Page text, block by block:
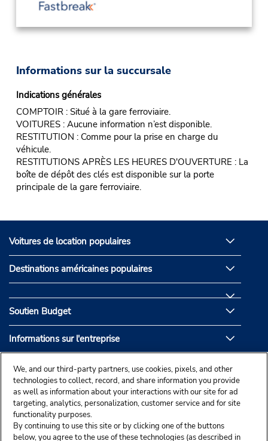
Informations sur la succursale
Indications générales
COMPTOIR : Situé à la gare ferroviaire.
VOITURES : Aucune information n’est disponible.
RESTITUTION : Comme pour la prise en charge du
véhicule.
RESTITUTIONS APRÈS LES HEURES D'OUVERTURE : La
boîte de dépôt des clés est disponible sur la porte
principale de la gare ferroviaire.
Voitures de location populaires
Destinations américaines populaires
Soutien Budget
Informations sur l'entreprise
Partenaires de Budget
We, and our third-party partners, use cookies, pixels, and other
technologies to collect, record, and share information you provide
as well as information about your interactions with our site for ad
targeting, analytics, personalization, customer service and for site
functionality purposes.
By continuing to use this site or by clicking one of the buttons
below, you agree to the use of these technologies (as described in